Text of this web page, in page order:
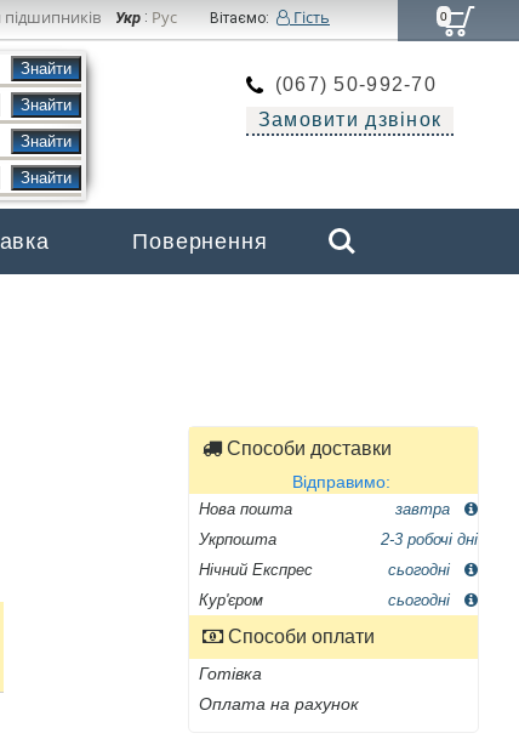
Укр: Рус Вітаємо: Гість
(067) 50-992-70
Замовити дзвінок
Повернення
Search
0
Способи доставки
Відправимо:
Нова пошта
завтра
Укрпошта
2-3 робочі дні
Нічний Експрес
сьогодні
Кур'єром
сьогодні
Способи оплати
Готівка
Оплата на рахунок